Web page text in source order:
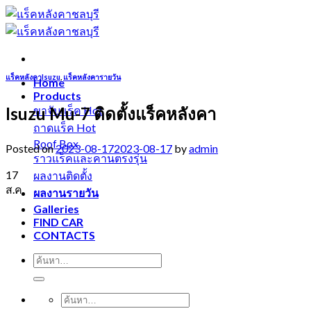
Skip
to
content
Home
Products
ขาจับแร็ค
ถาดแร็ค
Roof Box
ราวแร็คและคานตรงรุ่น
ผลงานติดตั้ง
ผลงานรายวัน
Galleries
FIND CAR
CONTACTS
แร็คหลังคาIsuzu แร็คหลังคารายวัน
Isuzu Mu-7 ติดตั้งแร็คหลังคา
Posted on2023-08-172023-08-17 byadmin
17
ส.ค.